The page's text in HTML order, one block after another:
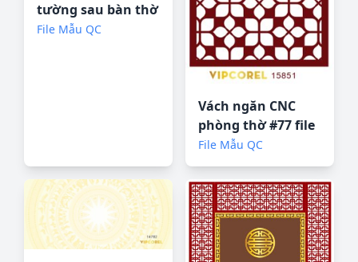
tường sau bàn thờ
#78 file corel
File Mẫu QC
Vách ngăn CNC
phòng thờ #77 file
corel
File Mẫu QC